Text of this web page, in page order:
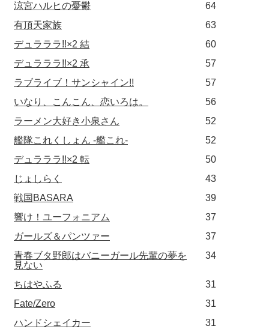
涼宮ハルヒの憂鬱
64
有頂天家族
63
デュラララ!!×2 結
60
デュラララ!!×2 承
57
ラブライブ！サンシャイン!!
57
いなり、こんこん、恋いろは。
56
ラーメン大好き小泉さん
52
艦隊これくしょん -艦これ-
52
デュラララ!!×2 転
50
じょしらく
43
戦国BASARA
39
響け！ユーフォニアム
37
ガールズ＆パンツァー
37
青春ブタ野郎はバニーガール先輩の夢を
見ない
34
ちはやふる
31
Fate/Zero
31
ハンドシェイカー
31